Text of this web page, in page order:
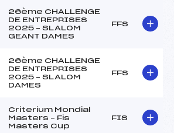
26ème CHALLENGE
DE ENTREPRISES
2025 – SLALOM
GEANT DAMES
FFS
26ème CHALLENGE
DE ENTREPRISES
2025 – SLALOM
DAMES
FFS
Criterium Mondial
Masters – Fis
Masters Cup
FIS